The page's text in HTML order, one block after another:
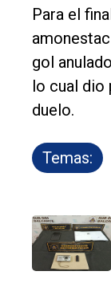
Para el
gol
lo cual dio
duelo.
Temas: